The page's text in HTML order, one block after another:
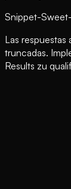
Snippet-
Las
truncadas.
Results zu